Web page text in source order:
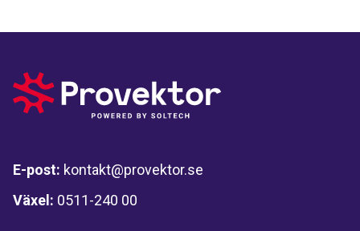
E-post: kontakt@provektor.se
Växel: 0511-240 00